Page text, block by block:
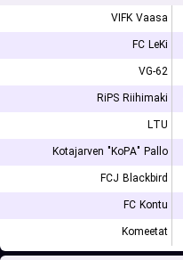
VIFK Vaasa
FC LeKi
VG-62
RiPS Riihimaki
LTU
Kotajarven "KoPA" Pallo
FCJ Blackbird
FC Kontu
Komeetat